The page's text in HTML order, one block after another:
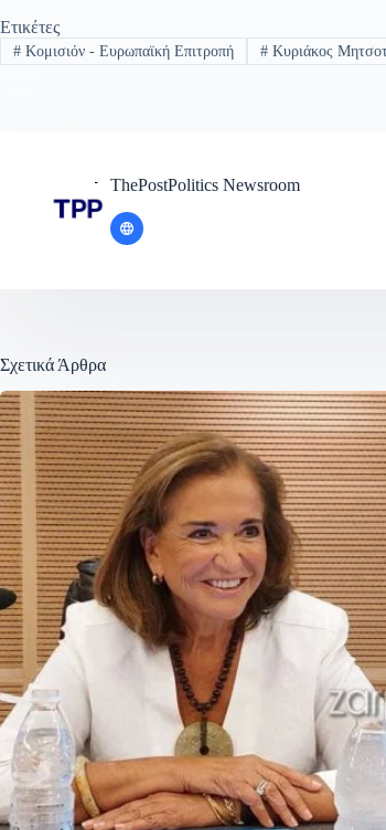
Ετικέτες
#Κομισιόν - Ευρωπαϊκή Επιτροπή #Κυριάκος
ThePostPolitics Newsroom
Σχετικά Άρθρα